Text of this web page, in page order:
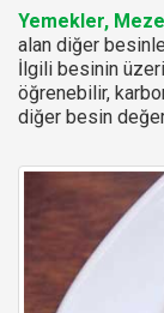
Yemekler,
alan diğer
İlgili besinin
öğrenebilir,
diğer besin